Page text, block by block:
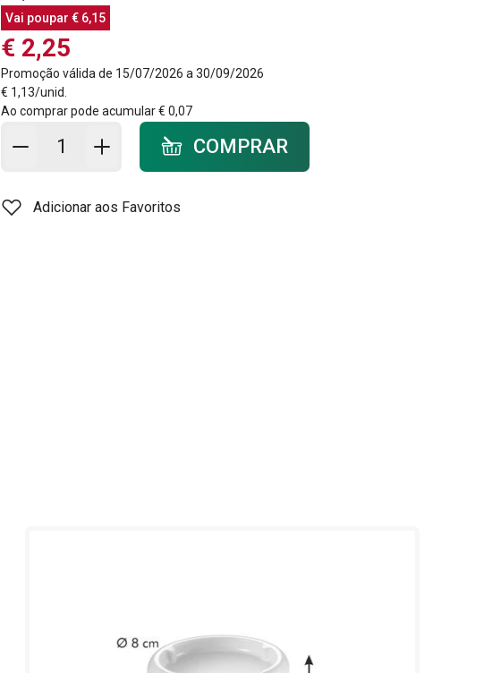
Vai poupar € 6,15
€ 2,25
Promoção válida de 15/07/2026 a 30/09/2026
€ 1,13/unid.
Ao comprar pode acumular€ 0,07
Adicionar ao carrinho - quantidade
COMPRAR
Adicionar aos Favoritos